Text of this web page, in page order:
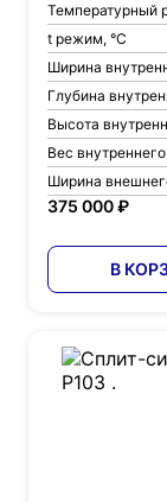
Температурный
t режим, °С
Ширина
Глубина
Высота
Вес внутреннего
Ширина
375 000 ₽
В